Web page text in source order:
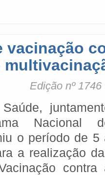
vacinação
Edição nº
Nacional
o período de 5
a realização
contra